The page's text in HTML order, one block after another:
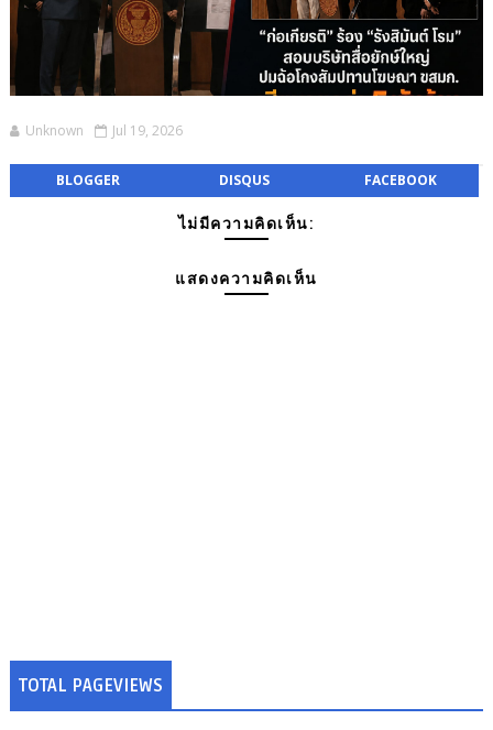
Unknown Jul 19, 2026
BLOGGER DISQUS FACEBOOK
ไม่มีความคิดเห็น:
แสดงความคิดเห็น
TOTAL PAGEVIEWS